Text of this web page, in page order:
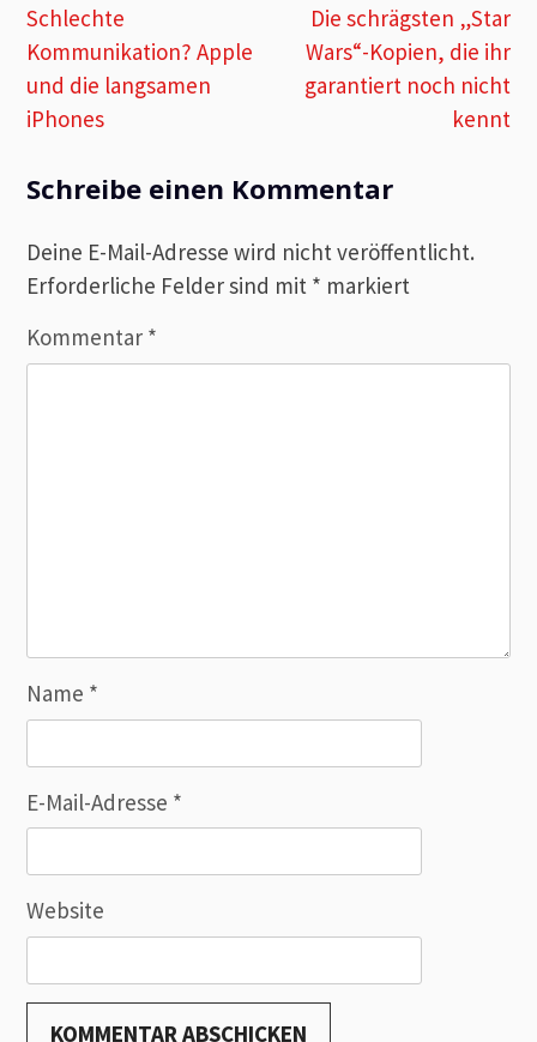
Beitragsnavigation
Schlechte
Kommunikation? Apple
und die langsamen
iPhones
Die schrägsten „Star
Wars“-Kopien, die ihr
garantiert noch nicht
kennt
Schreibe einen Kommentar
Deine E-Mail-Adresse wird nicht veröffentlicht.
Erforderliche Felder sind mit * markiert
Kommentar *
Name *
E-Mail-Adresse *
Website